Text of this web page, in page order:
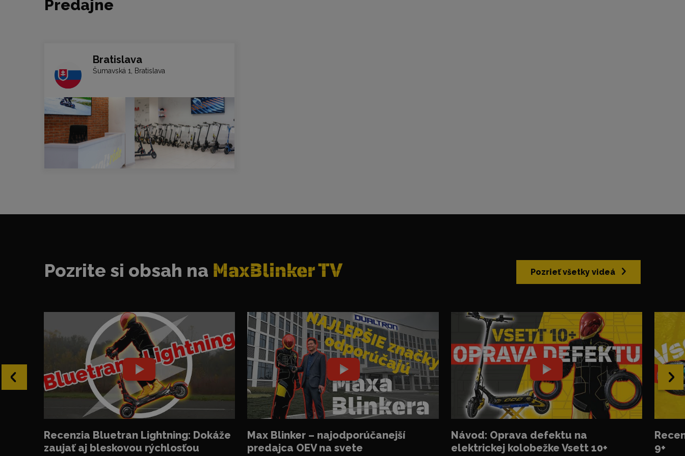
Predajne
Bratislava
Šumavská 1, Bratislava
Pozrieť všetky videá
Pozrite si obsah na MaxBlinker TV
Recenzia Bluetran Lightning: Dokáže
zaujať aj bleskovou rýchlosťou
Max Blinker – najodporúčanejší
predajca OEV na svete
Návod: Oprava defektu na
elektrickej kolobežke Vsett 10+
9+
‹ ›